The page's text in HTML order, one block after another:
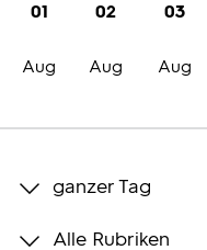
01
Aug
02
Aug
03
Aug
ganzer Tag
Alle Rubriken